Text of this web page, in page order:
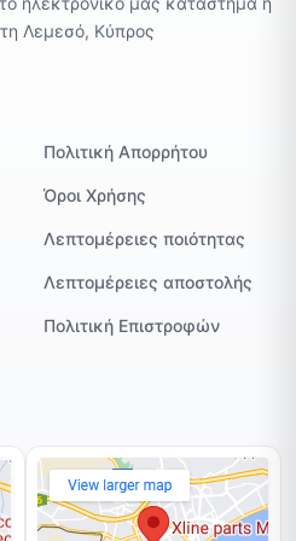
Λεμεσό, Κύπρος
Πολιτική Απορρήτου
Όροι Χρήσης
Λεπτομέρειες ποιότητας
Λεπτομέρειες αποστολής
Πολιτική Επιστροφών